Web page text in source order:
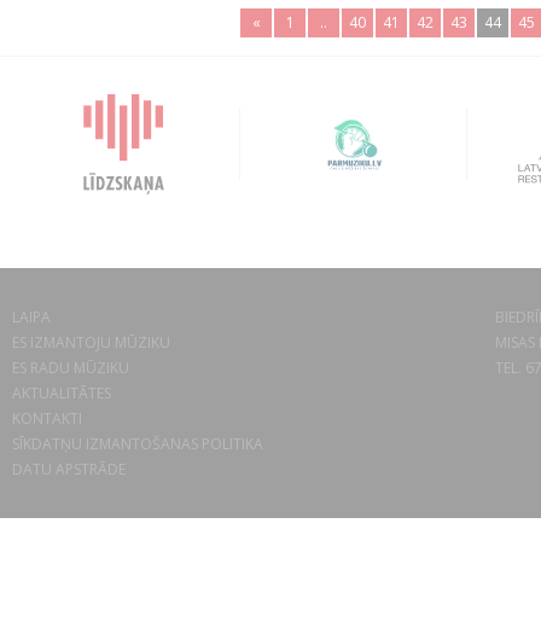
« 1 .. 40 41 42 43 44 45
LAIPA
ES IZMANTOJU MŪZIKU
ES RADU MŪZIKU
AKTUALITĀTES
KONTAKTI
SĪKDATŅU IZMANTOŠANAS POLITIKA
DATU APSTRĀDE
TEL.